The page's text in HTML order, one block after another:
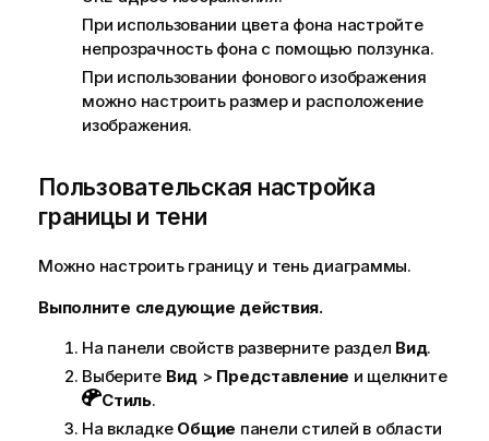
При использовании цвета фона настройте
непрозрачность фона с помощью ползунка.
При использовании фонового изображения
можно настроить размер и расположение
изображения.
Пользовательская настройка
границы и тени
Можно настроить границу и тень диаграммы.
Выполните следующие действия.
На панели свойств разверните раздел Вид.
Выберите Вид > Представление и щелкните
Стиль.
На вкладке Общие панели стилей в области